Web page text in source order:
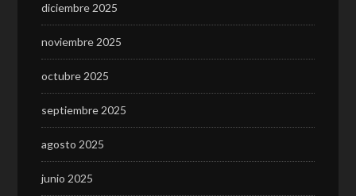
diciembre 2025
noviembre 2025
octubre 2025
septiembre 2025
agosto 2025
junio 2025